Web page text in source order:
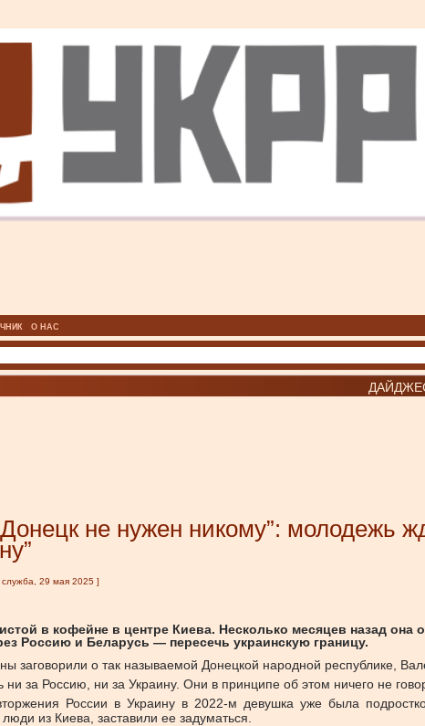
О НАС
не нужен никому”: молодежь
служба, 29 мая 2025 ]
в кофейне в центре Киева. Несколько месяцев назад
Россию и Беларусь — пересечь украинскую границу.
заговорили о так называемой Донецкой народной республике,
ни за Россию, ни за Украину. Они в принципе об этом ничего не
России в Украину в 2022-м девушка уже была
из Киева, заставили ее задуматься.